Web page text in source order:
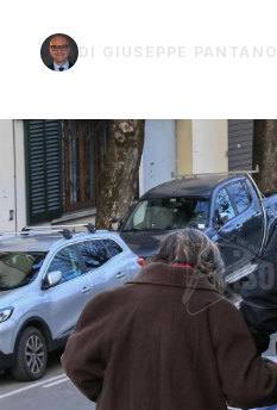
DI GIUSEPPE PANTANO